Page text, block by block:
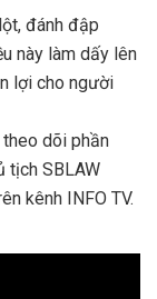
đánh đập
này làm dấy lên
lợi cho người
theo dõi phần
tịch SBLAW
kênh INFO TV.